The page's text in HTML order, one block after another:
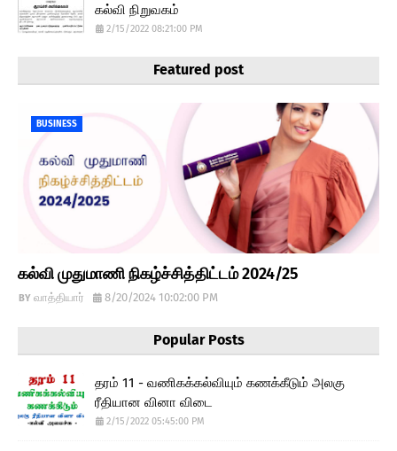
கல்வி நிறுவகம்
2/15/2022 08:21:00 PM
Featured post
BUSINESS
கல்வி முதுமாணி நிகழ்ச்சித்திட்டம் 2024/25
வாத்தியார் 8/20/2024 10:02:00 PM
Popular Posts
தரம் 11 - வணிகக்கல்வியும் கணக்கீடும் அலகு
ரீதியான வினா விடை
2/15/2022 05:45:00 PM